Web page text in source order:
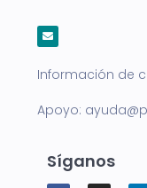
Información de
Apoyo:
Síganos